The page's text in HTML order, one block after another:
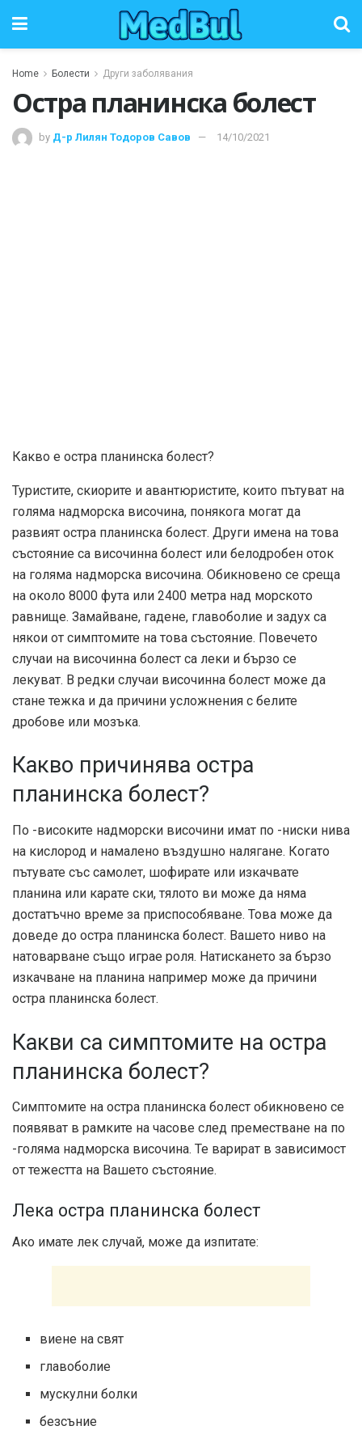
Home Болести Други заболявания
Остра планинска болест
by Д-р Лилян Тодоров Савов 14/10/2021
Какво е остра планинска болест?
Туристите, скиорите и авантюристите, които пътуват на
голяма надморска височина, понякога могат да
развият остра планинска болест. Други имена на това
състояние са височинна болест или белодробен оток
на голяма надморска височина. Обикновено се среща
на около 8000 фута или 2400 метра над морското
равнище. Замайване, гадене, главоболие и задух са
някои от симптомите на това състояние. Повечето
случаи на височинна болест са леки и бързо се
лекуват. В редки случаи височинна болест може да
стане тежка и да причини усложнения с белите
дробове или мозъка.
Какво причинява остра
планинска болест?
По -високите надморски височини имат по -ниски нива
на кислород и намалено въздушно налягане. Когато
пътувате със самолет, шофирате или изкачвате
планина или карате ски, тялото ви може да няма
достатъчно време за приспособяване. Това може да
доведе до остра планинска болест. Вашето ниво на
натоварване също играе роля. Натискането за бързо
изкачване на планина например може да причини
остра планинска болест.
Какви са симптомите на остра
планинска болест?
Симптомите на остра планинска болест обикновено се
появяват в рамките на часове след преместване на по
-голяма надморска височина. Те варират в зависимост
от тежестта на Вашето състояние.
Лека остра планинска болест
Ако имате лек случай, може да изпитате:
виене на свят
главоболие
мускулни болки
безсъние